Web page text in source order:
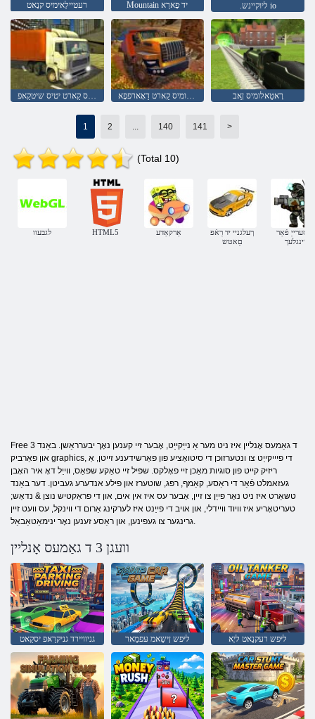
רעטיילַאימיס קנַאט Mountain יד ּפָארַא .ליוקיינש io
ןכירק לליה רָאטַאלומיס קַארט דַאָארפפָא רָאטַאלומיס ןַאב
1 2 140 141 >
(Total 10)
לגבעוו HTML5 אַרקאַדע
ךעלגניי יד רַאֿפ
םַאטש
שיסערייַ פֿאַר
יינגלעך
Free 3 ד גאַמעס אָנליין איז ניט מער אַ נייַקייַט, אָבער זיי קענען נאָך יבערראַשן. באַנד
און פאַרביק graphics, די פיייקייַט צו ונטערזוכן די סיטואַציע פון ​​פאַרשידענע זייטן, אַ
ריזיק קייט פון סוגיות מאַכן זיי פאָלקס. שפּיל זיי טאַקע שפּאַס, ווייַל דאָ איר האָבן
געזאמלט פֿאַר די ראַסע, קאַמף, רפּג, שוטערז און פילע אנדערע געביטן. דער באַנד
טשאַרט איז ניט נאָר פייַן צו זיין, אָבער עס איז אין אים, און די פּראַקטיש נוצן & נדאַש;
טעריטאָריע איז וויוד וויידלי, און אויב די פייַנט איז לערקינג אַרום די ווינקל, עס וועט זיין
וועגן 3 ד גאַמעס אָנליין
גניוויירד גניקרַאּפ יסקַאט ליּפש ןישַאמ עּפמַאר ליּפש רעקנַאט ליָא